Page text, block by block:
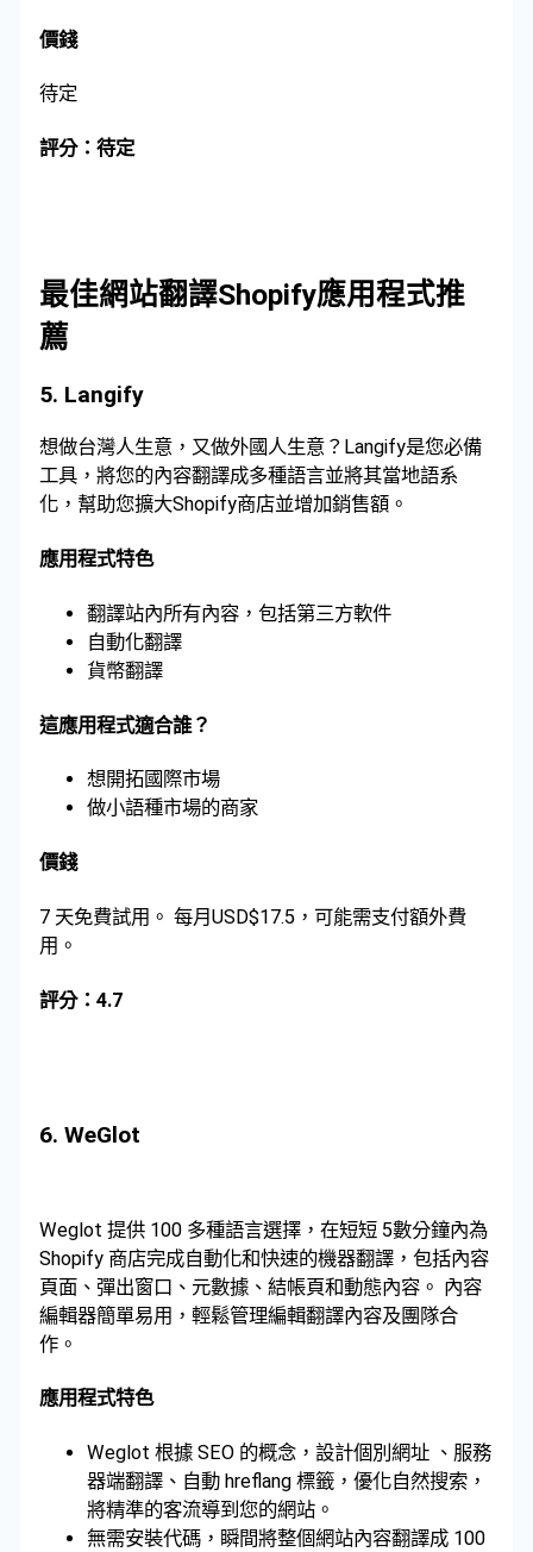
價錢
待定
評分：待定
最佳網站翻譯Shopify應用程式推
薦
5. Langify
想做台灣人生意，又做外國人生意？Langify是您必備
工具，將您的內容翻譯成多種語言並將其當地語系
化，幫助您擴大Shopify商店並增加銷售額。
應用程式特色
翻譯站內所有內容，包括第三方軟件
自動化翻譯
貨幣翻譯
這應用程式適合誰？
想開拓國際市場
做小語種市場的商家
價錢
7 天免費試用。 每月USD$17.5，可能需支付額外費
用。
評分：4.7
6.WeGlot
Weglot 提供 100 多種語言選擇，在短短 5數分鐘內為
Shopify 商店完成自動化和快速的機器翻譯，包括內容
頁面、彈出窗口、元數據、結帳頁和動態內容。 內容
編輯器簡單易用，輕鬆管理編輯翻譯內容及團隊合
作。
應用程式特色
Weglot 根據 SEO 的概念，設計個別網址 、服務
器端翻譯、自動 hreflang 標籤，優化自然搜索，
將精準的客流導到您的網站。
無需安裝代碼，瞬間將整個網站內容翻譯成 100